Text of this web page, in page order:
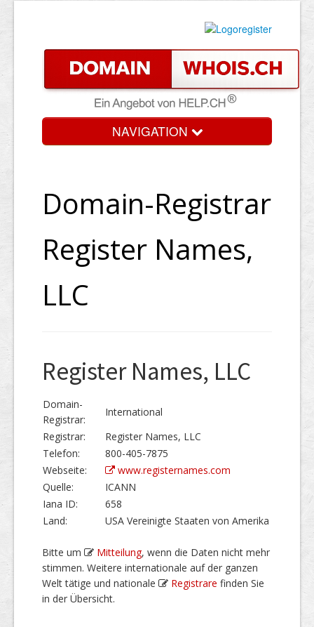
NAVIGATION
Domain-Registrar
Register Names,
LLC
Register Names, LLC
Domain-
Registrar:
International
Registrar:
Register Names, LLC
Telefon:
800-405-7875
Webseite:
www.registernames.com
Quelle:
ICANN
Iana ID:
658
Land:
USA Vereinigte Staaten von Amerika
Bitte um Mitteilung, wenn die Daten nicht mehr
stimmen. Weitere internationale auf der ganzen
Welt tätige und nationale
Registrare finden Sie
in der Übersicht.